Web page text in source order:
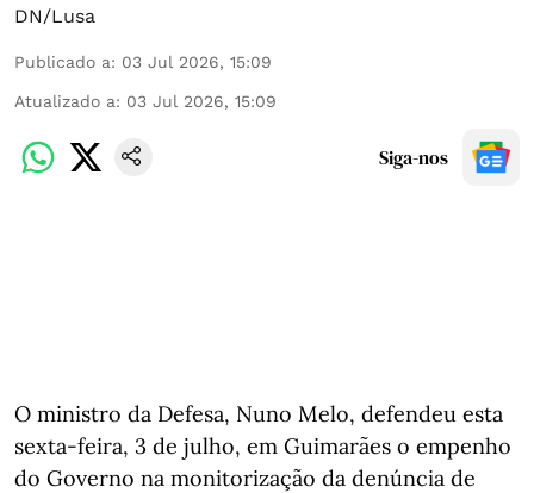
DN/Lusa
Publicado a: 03 Jul 2026, 15:09
Atualizado a: 03 Jul 2026, 15:09
Siga-nos
O ministro da Defesa, Nuno Melo, defendeu esta
sexta-feira, 3 de julho, em Guimarães o empenho
do Governo na monitorização da denúncia de